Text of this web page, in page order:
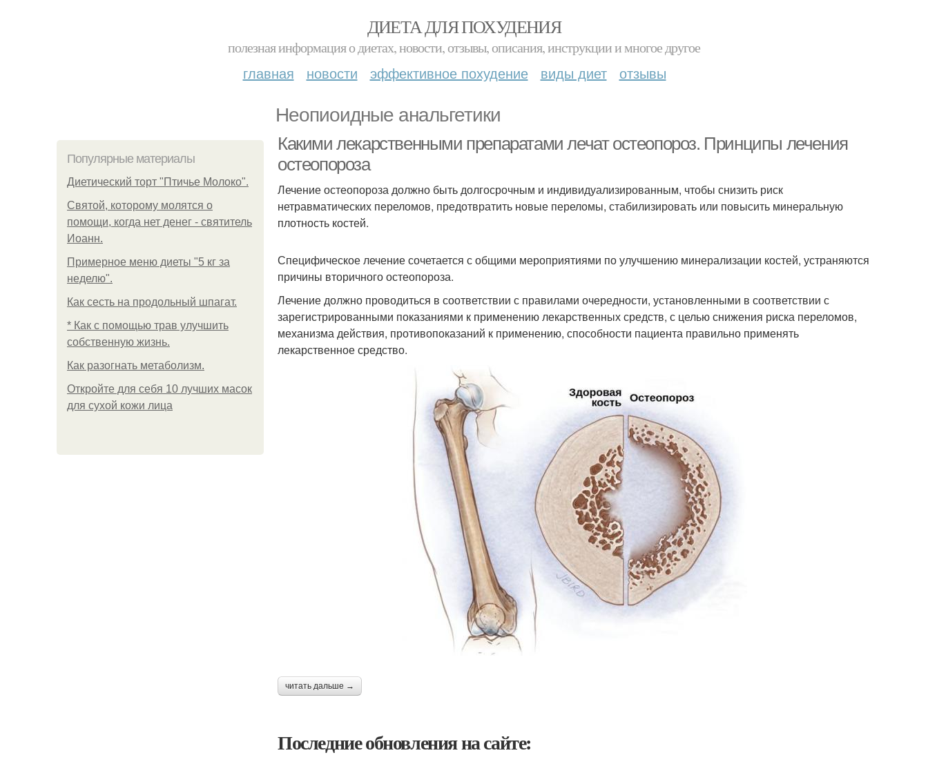
ДИЕТА ДЛЯ ПОХУДЕНИЯ
полезная информация о диетах, новости, отзывы, описания, инструкции и многое другое
главная новости эффективное похудение виды диет отзывы
Неопиоидные анальгетики
Популярные материалы
Диетический торт "Птичье Молоко".
Святой, которому молятся о
помощи, когда нет денег - святитель
Иоанн.
Примерное меню диеты "5 кг за
неделю".
Как сесть на продольный шпагат.
* Как с помощью трав улучшить
собственную жизнь.
Как разогнать метаболизм.
Откройте для себя 10 лучших масок
для сухой кожи лица
Какими лекарственными препаратами лечат остеопороз. Принципы лечения
остеопороза
Лечение остеопороза должно быть долгосрочным и индивидуализированным, чтобы снизить риск
нетравматических переломов, предотвратить новые переломы, стабилизировать или повысить минеральную
плотность костей.
Специфическое лечение сочетается с общими мероприятиями по улучшению минерализации костей, устраняются
причины вторичного остеопороза.
Лечение должно проводиться в соответствии с правилами очередности, установленными в соответствии с
зарегистрированными показаниями к применению лекарственных средств, с целью снижения риска переломов,
механизма действия, противопоказаний к применению, способности пациента правильно применять
лекарственное средство.
читать дальше →
Последние обновления на сайте: